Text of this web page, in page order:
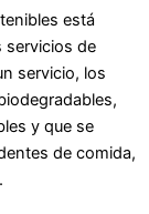
está
servicios de
servicio, los
y que se
de comida,